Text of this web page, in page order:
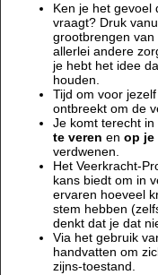
Ken je het gevoel
vraagt? Druk
grootbrengen
allerlei andere
je hebt het idee
houden.
Tijd om voor
ontbreekt om de
Je komt terecht
te veren en op je
verdwenen.
Het Veerkracht-
kans biedt om in
ervaren hoeveel
stem hebben
denkt dat je dat
Via het gebruik
handvatten om
zijns-toestand.